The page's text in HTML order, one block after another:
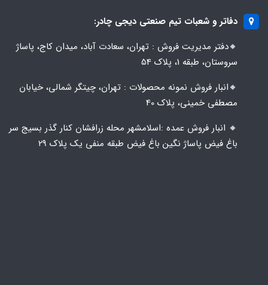
دفاتر و شعبات تیم صنعتی دیجی چادر:
🔸️​​دفتر مدیریت فروش : تهران، سعادت آباد، میدان کاج، پاساژ
سروستان، طبقه 1، پلاک 54
🔸️​​انبار فروش نمونه محصولات : تهران، چیتگر شمالی، خیابان
مصطفی خمینی، پلاک 40
🔸️ انبار فروش عمده :اسلامشهر محله زرافشان کنار گذر بسیج سر
باغ فیض پاساژ نگین باغ فیض طبقه منفی یک پلاک ۲۹